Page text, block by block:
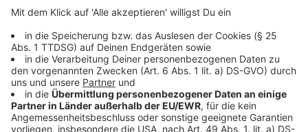
Dimension. Anfang 2020 breitet sich das Corona-Virus
Sie es auch ernst", sagt die Kanzlerin in einer
Fernsehansprache am 18. März. Wieder so eine
Botschaft aus wenigen Worten. Es folgen immer neue
Lockdowns, Kontaktbeschränkungen,
Inzidenzgrenzwerte. Merkel beschwört die Solidarität
der Bürger - doch je länger die Pandemie und die